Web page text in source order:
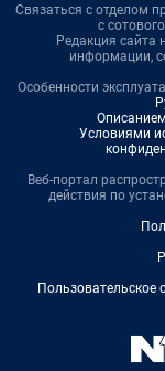
Связаться с отделом
с
Редакция сайта
информации,
Особенности
Условиями
Веб-портал
действия по
Пользовательское